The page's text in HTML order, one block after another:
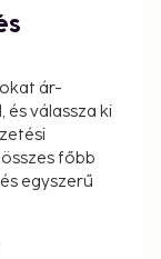
on
day and a
Check-in
ár-
válassza ki
főbb
egyszerű